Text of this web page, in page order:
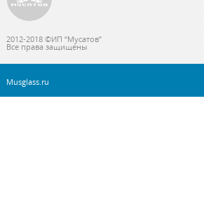
2012-2018 ©ИП “Мусатов”
Все права защищены
Musglass.ru